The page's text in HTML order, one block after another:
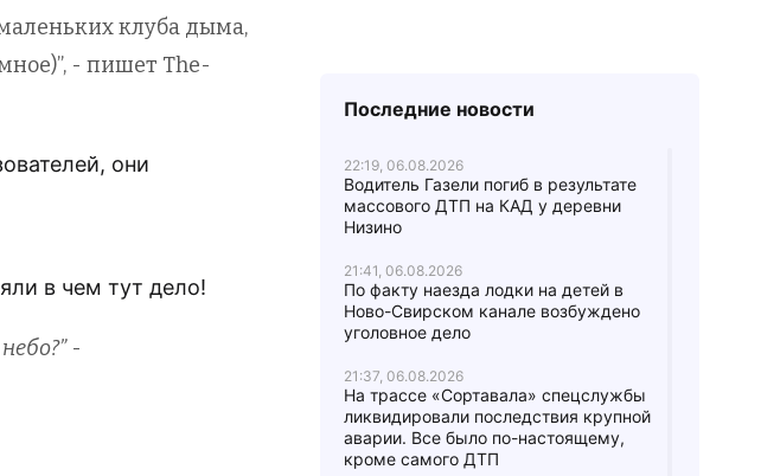
клуба дыма,
- пишет The-
они
в чем тут дело!
-
Последние новости
22:19, 06.08.2026
Водитель Газели погиб в результате
массового ДТП на КАД у деревни
Низино
21:41, 06.08.2026
По факту наезда лодки на детей в
Ново-Свирском канале возбуждено
уголовное дело
21:37, 06.08.2026
На трассе «Сортавала» спецслужбы
ликвидировали последствия крупной
аварии. Все было по-настоящему,
кроме самого ДТП